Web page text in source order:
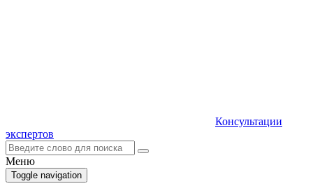
Консультации
экспертов
Меню
Toggle navigation